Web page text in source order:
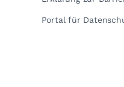
Portal für